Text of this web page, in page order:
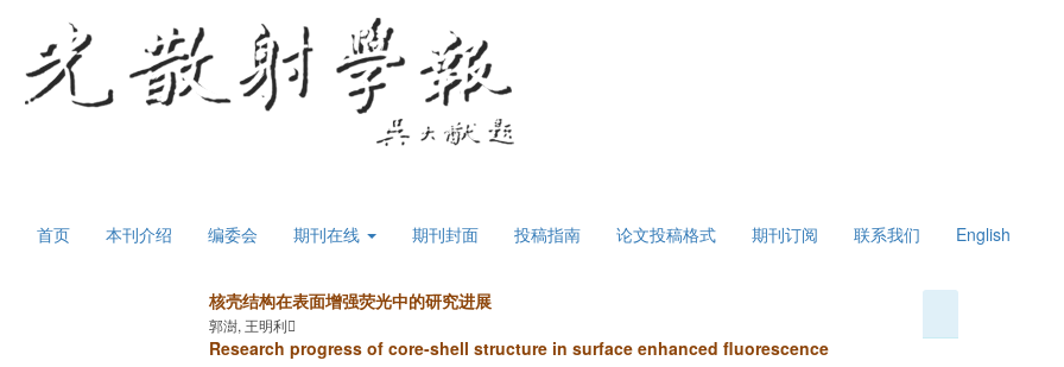
首页 本刊介绍 编委会 期刊在线 期刊封面 投稿指南 论文投稿格式 期刊订阅 联系我们 English
核壳结构在表面增强荧光中的研究进展
郭澍, 王明利
Research progress of core-shell structure in surface enhanced fluorescence